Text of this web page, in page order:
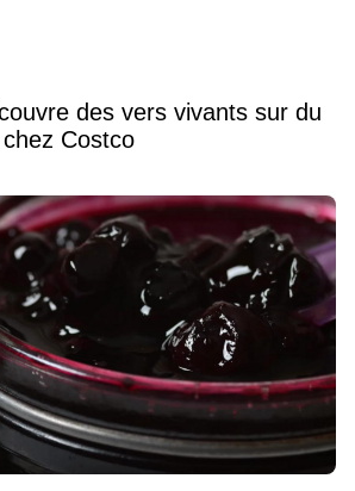
des vers vivants sur du
Costco